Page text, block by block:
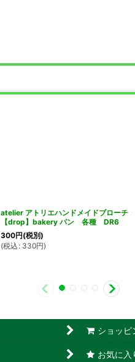
atelier アトリエハンドメイドブローチ
【drop】bakery パン 各種 DR6
300円(税別)
(税込 : 330円)
ショッピ
お気に入